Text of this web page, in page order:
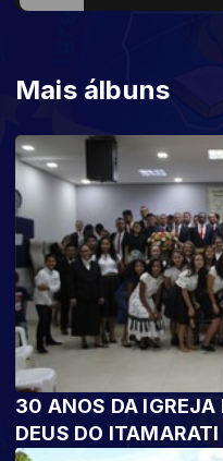
Mais álbuns
30 ANOS DA IGREJA
DEUS DO ITAMARATI